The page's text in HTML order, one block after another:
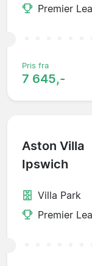
Premier
Pris fra
7 645,-
Aston Villa
Ipswich
Villa Park
Premier